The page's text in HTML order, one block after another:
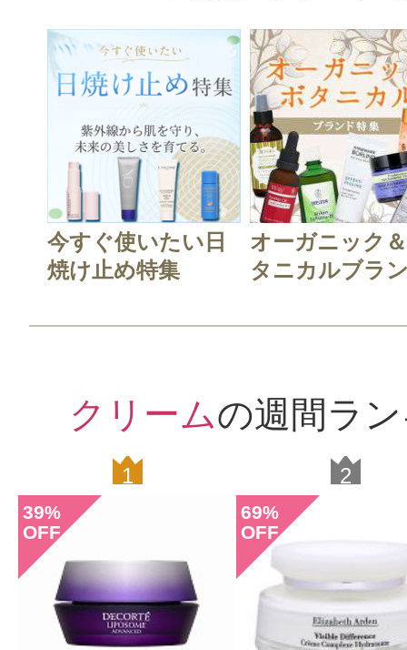
今すぐ使いたい日
焼け止め特集
オーガニック
タニカルブラ
クリームの週間ラ
1
39%
OFF
2
69%
OFF